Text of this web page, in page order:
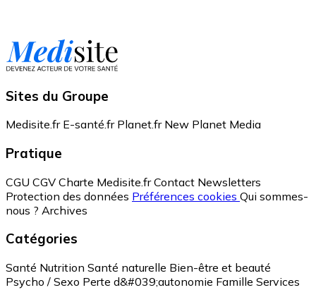
Sites du Groupe
Medisite.fr E-santé.fr Planet.fr New Planet Media
Pratique
CGU CGV Charte Medisite.fr Contact Newsletters
Protection des données Préférences cookies Qui sommes-
nous ? Archives
Catégories
Santé Nutrition Santé naturelle Bien-être et beauté
Psycho / Sexo Perte d&#039;autonomie Famille Services